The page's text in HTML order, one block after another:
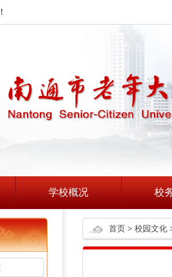
学校概况 校
首页 > 校园文化